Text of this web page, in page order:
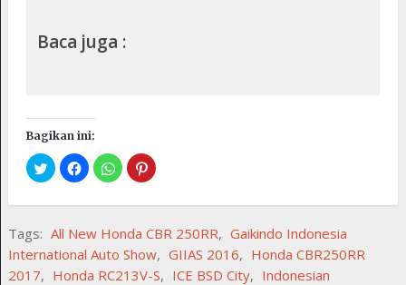
Baca juga :
Bagikan ini:
Tags: All New Honda CBR 250RR, Gaikindo Indonesia
International Auto Show, GIIAS 2016, Honda CBR250RR
2017, Honda RC213V-S, ICE BSD City, Indonesian